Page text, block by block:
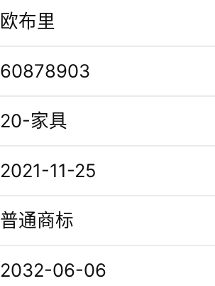
欧布里
60878903
20-家具
2021-11-25
普通商标
2032-06-06